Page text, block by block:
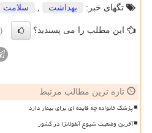
تگهای خبر:
بهداشت , سلامت
این مطلب را می پسندید؟ (1)
تازه ترین مطالب مرتبط
پزشک خانواده چه فایده ای برای بیمار دارد
آخرین وضعیت شیوع آنفولانزا در کشور